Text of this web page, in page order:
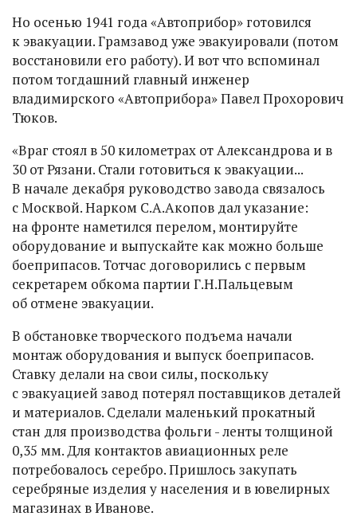
Но осенью 1941 года «Автоприбор» готовился
к эвакуации. Грамзавод уже эвакуировали (потом
восстановили его работу). И вот что вспоминал
потом тогдашний главный инженер
владимирского «Автоприбора» Павел Прохорович
Тюков.
«Враг стоял в 50 километрах от Александрова и в
30 от Рязани. Стали готовиться к эвакуации...
В начале декабря руководство завода связалось
с Москвой. Нарком С.А.Акопов дал указание:
на фронте наметился перелом, монтируйте
оборудование и выпускайте как можно больше
боеприпасов. Тотчас договорились с первым
секретарем обкома партии Г.Н.Пальцевым
об отмене эвакуации.
В обстановке творческого подъема начали
монтаж оборудования и выпуск боеприпасов.
Ставку делали на свои силы, поскольку
с эвакуацией завод потерял поставщиков деталей
и материалов. Сделали маленький прокатный
стан для производства фольги - ленты толщиной
0,35 мм. Для контактов авиационных реле
потребовалось серебро. Пришлось закупать
серебряные изделия у населения и в ювелирных
магазинах в Иванове.